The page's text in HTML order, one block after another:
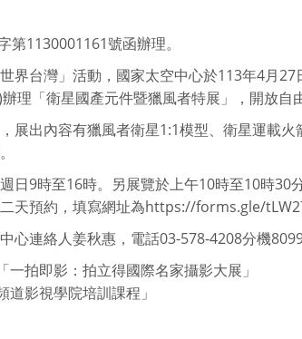
1130001161號函辦理。
界台灣」活動，國家太空中心於113年4月
理「衛星國產元件暨獵風者特展」，開放自
展出內容有獵風者衛星1:1模型、衛星運載火
日9時至16時。另展覽於上午10時至10時30
天預約，填寫網址為https://forms.gle/
心連絡人姜秋惠，電話03-578-4208分機8099
拍即影：拍立得國際名家攝影大展」
影視學院培訓課程」